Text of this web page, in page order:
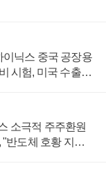
닉스 중국 공장용
시험, 미국 수출통
소극적 주주환원
반도체 호황 지속